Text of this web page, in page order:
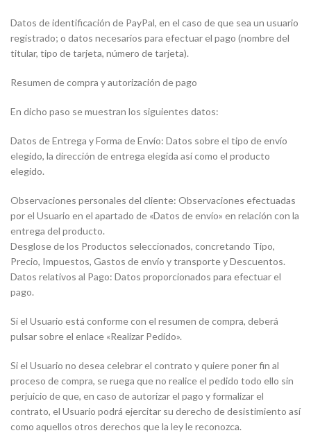
Datos de identificación de PayPal, en el caso de que sea un usuario
registrado; o datos necesarios para efectuar el pago (nombre del
titular, tipo de tarjeta, número de tarjeta).
Resumen de compra y autorización de pago
En dicho paso se muestran los siguientes datos:
Datos de Entrega y Forma de Envío: Datos sobre el tipo de envío
elegido, la dirección de entrega elegida así como el producto
elegido.
Observaciones personales del cliente: Observaciones efectuadas
por el Usuario en el apartado de «Datos de envío» en relación con la
entrega del producto.
Desglose de los Productos seleccionados, concretando Tipo,
Precio, Impuestos, Gastos de envío y transporte y Descuentos.
Datos relativos al Pago: Datos proporcionados para efectuar el
pago.
Si el Usuario está conforme con el resumen de compra, deberá
pulsar sobre el enlace «Realizar Pedido».
Si el Usuario no desea celebrar el contrato y quiere poner fin al
proceso de compra, se ruega que no realice el pedido todo ello sin
perjuicio de que, en caso de autorizar el pago y formalizar el
contrato, el Usuario podrá ejercitar su derecho de desistimiento así
como aquellos otros derechos que la ley le reconozca.